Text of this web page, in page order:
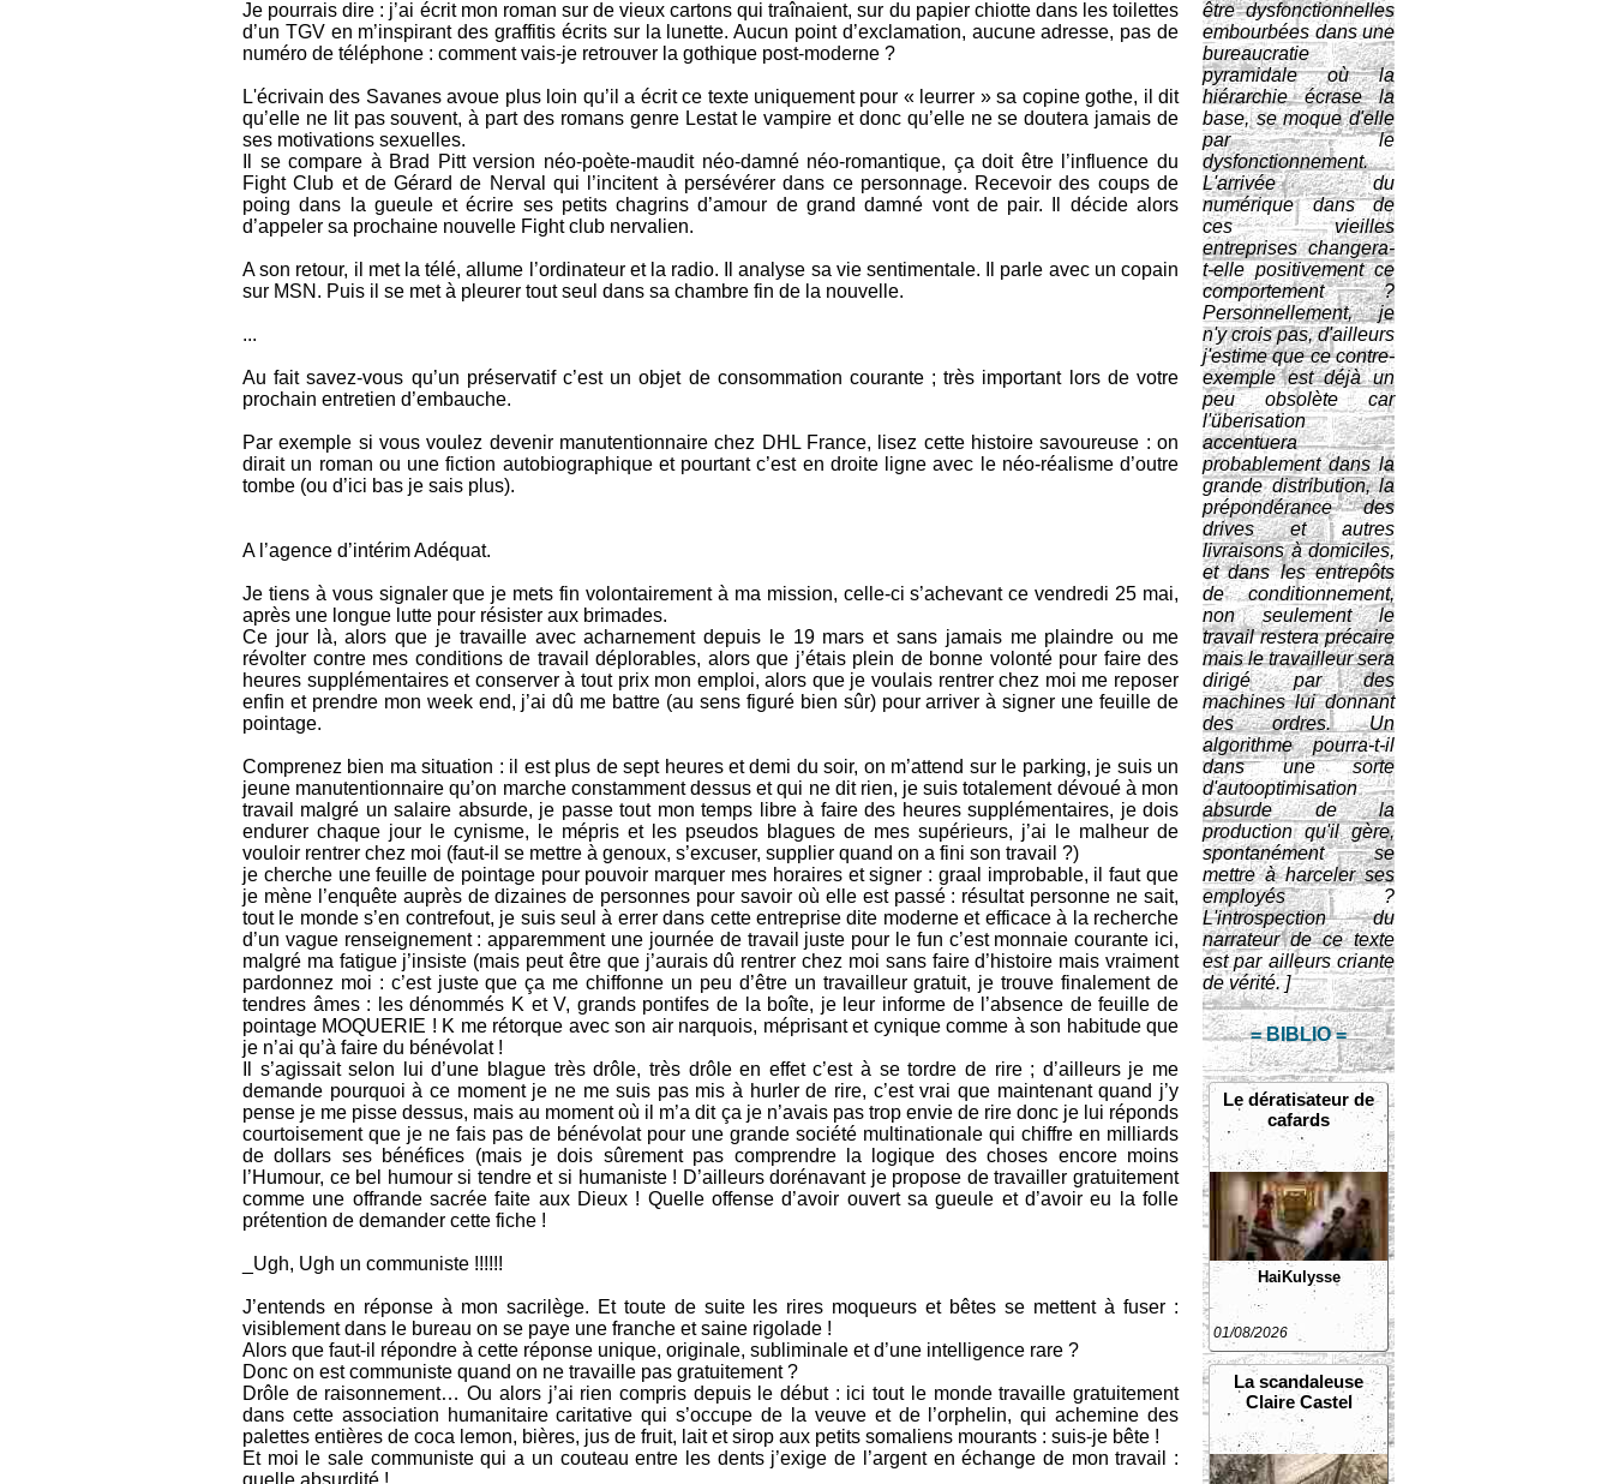
être dysfonctionnelles
embourbées dans une
bureaucratie
pyramidale où la
hiérarchie écrase la
base, se moque d'elle
par le
dysfonctionnement.
L'arrivée du
numérique dans de
ces vieilles
entreprises changera-
t-elle positivement ce
comportement ?
Personnellement, je
n'y crois pas, d'ailleurs
j'estime que ce contre-
exemple est déjà un
peu obsolète car
l'überisation
accentuera
probablement dans la
grande distribution, la
prépondérance des
drives et autres
livraisons à domiciles,
et dans les entrepôts
de conditionnement,
non seulement le
travail restera précaire
mais le travailleur sera
dirigé par des
machines lui donnant
des ordres. Un
algorithme pourra-t-il
dans une sorte
d'autooptimisation
absurde de la
production qu'il gère,
spontanément se
mettre à harceler ses
employés ?
L'introspection du
narrateur de ce texte
est par ailleurs criante
de vérité. ]
= BIBLIO =
Le dératisateur de
cafards
HaiKulysse
01/08/2026
La scandaleuse
Claire Castel
Je pourrais dire : j’ai écrit mon roman sur de vieux cartons qui traînaient, sur du papier chiotte dans les toilettes
d’un TGV en m’inspirant des graffitis écrits sur la lunette. Aucun point d’exclamation, aucune adresse, pas de
numéro de téléphone : comment vais-je retrouver la gothique post-moderne ?
L'écrivain des Savanes avoue plus loin qu’il a écrit ce texte uniquement pour « leurrer » sa copine gothe, il dit
qu’elle ne lit pas souvent, à part des romans genre Lestat le vampire et donc qu’elle ne se doutera jamais de
ses motivations sexuelles.
Il se compare à Brad Pitt version néo-poète-maudit néo-damné néo-romantique, ça doit être l’influence du
Fight Club et de Gérard de Nerval qui l’incitent à persévérer dans ce personnage. Recevoir des coups de
poing dans la gueule et écrire ses petits chagrins d’amour de grand damné vont de pair. Il décide alors
d’appeler sa prochaine nouvelle Fight club nervalien.
A son retour, il met la télé, allume l’ordinateur et la radio. Il analyse sa vie sentimentale. Il parle avec un copain
sur MSN. Puis il se met à pleurer tout seul dans sa chambre fin de la nouvelle.
...
Au fait savez-vous qu’un préservatif c’est un objet de consommation courante ; très important lors de votre
prochain entretien d’embauche.
Par exemple si vous voulez devenir manutentionnaire chez DHL France, lisez cette histoire savoureuse : on
dirait un roman ou une fiction autobiographique et pourtant c’est en droite ligne avec le néo-réalisme d’outre
tombe (ou d’ici bas je sais plus).
A l’agence d’intérim Adéquat.
Je tiens à vous signaler que je mets fin volontairement à ma mission, celle-ci s’achevant ce vendredi 25 mai,
après une longue lutte pour résister aux brimades.
Ce jour là, alors que je travaille avec acharnement depuis le 19 mars et sans jamais me plaindre ou me
révolter contre mes conditions de travail déplorables, alors que j’étais plein de bonne volonté pour faire des
heures supplémentaires et conserver à tout prix mon emploi, alors que je voulais rentrer chez moi me reposer
enfin et prendre mon week end, j’ai dû me battre (au sens figuré bien sûr) pour arriver à signer une feuille de
pointage.
Comprenez bien ma situation : il est plus de sept heures et demi du soir, on m’attend sur le parking, je suis un
jeune manutentionnaire qu’on marche constamment dessus et qui ne dit rien, je suis totalement dévoué à mon
travail malgré un salaire absurde, je passe tout mon temps libre à faire des heures supplémentaires, je dois
endurer chaque jour le cynisme, le mépris et les pseudos blagues de mes supérieurs, j’ai le malheur de
vouloir rentrer chez moi (faut-il se mettre à genoux, s’excuser, supplier quand on a fini son travail ?)
je cherche une feuille de pointage pour pouvoir marquer mes horaires et signer : graal improbable, il faut que
je mène l’enquête auprès de dizaines de personnes pour savoir où elle est passé : résultat personne ne sait,
tout le monde s’en contrefout, je suis seul à errer dans cette entreprise dite moderne et efficace à la recherche
d’un vague renseignement : apparemment une journée de travail juste pour le fun c’est monnaie courante ici,
malgré ma fatigue j’insiste (mais peut être que j’aurais dû rentrer chez moi sans faire d’histoire mais vraiment
pardonnez moi : c’est juste que ça me chiffonne un peu d’être un travailleur gratuit, je trouve finalement de
tendres âmes : les dénommés K et V, grands pontifes de la boîte, je leur informe de l’absence de feuille de
pointage MOQUERIE ! K me rétorque avec son air narquois, méprisant et cynique comme à son habitude que
je n’ai qu’à faire du bénévolat !
Il s’agissait selon lui d’une blague très drôle, très drôle en effet c’est à se tordre de rire ; d’ailleurs je me
demande pourquoi à ce moment je ne me suis pas mis à hurler de rire, c’est vrai que maintenant quand j’y
pense je me pisse dessus, mais au moment où il m’a dit ça je n’avais pas trop envie de rire donc je lui réponds
courtoisement que je ne fais pas de bénévolat pour une grande société multinationale qui chiffre en milliards
de dollars ses bénéfices (mais je dois sûrement pas comprendre la logique des choses encore moins
l’Humour, ce bel humour si tendre et si humaniste ! D’ailleurs dorénavant je propose de travailler gratuitement
comme une offrande sacrée faite aux Dieux ! Quelle offense d’avoir ouvert sa gueule et d’avoir eu la folle
prétention de demander cette fiche !
_Ugh, Ugh un communiste !!!!!!
J’entends en réponse à mon sacrilège. Et toute de suite les rires moqueurs et bêtes se mettent à fuser :
visiblement dans le bureau on se paye une franche et saine rigolade !
Alors que faut-il répondre à cette réponse unique, originale, subliminale et d’une intelligence rare ?
Donc on est communiste quand on ne travaille pas gratuitement ?
Drôle de raisonnement… Ou alors j’ai rien compris depuis le début : ici tout le monde travaille gratuitement
dans cette association humanitaire caritative qui s’occupe de la veuve et de l’orphelin, qui achemine des
palettes entières de coca lemon, bières, jus de fruit, lait et sirop aux petits somaliens mourants : suis-je bête !
Et moi le sale communiste qui a un couteau entre les dents j’exige de l’argent en échange de mon travail :
quelle absurdité !